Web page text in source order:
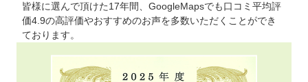
皆様に選んで頂けた17年間、GoogleMapsでも口コミ平均評
価4.9の高評価やおすすめのお声を多数いただくことができ
ております。